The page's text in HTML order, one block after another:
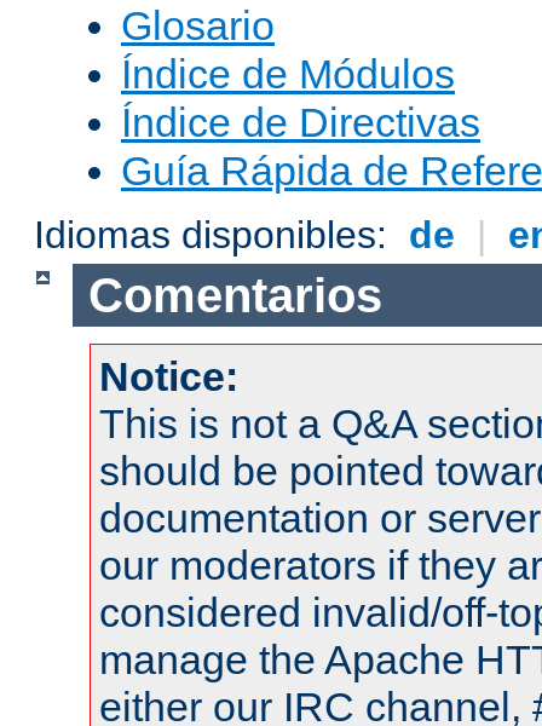
Glosario
Índice de Módulos
Índice de Directivas
Guía Rápida de
Idiomas disponibles: de |
Comentarios
Notice:
This is not a Q&A
should be pointed
documentation or
our moderators if they
considered invalid/off-
manage the Apache
either our IRC channel,